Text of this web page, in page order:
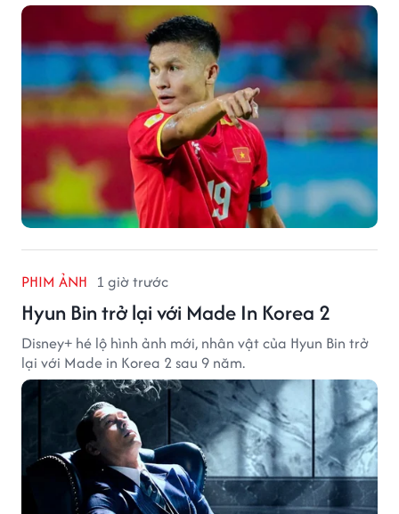
PHIM ẢNH 1 giờ trước
Hyun Bin trở lại với Made In Korea 2
Disney+ hé lộ hình ảnh mới, nhân vật của Hyun Bin trở
lại với Made in Korea 2 sau 9 năm.